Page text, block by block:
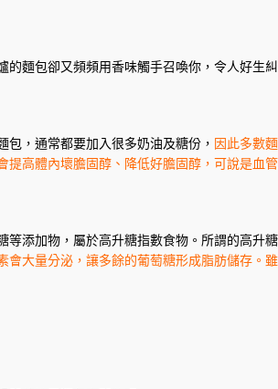
的麵包卻又頻頻用香味觸手召喚你，令人好生
，通常都要加入很多奶油及糖份， 因此多數
高體內壞膽固醇、降低好膽固醇，可說是血管
等添加物，屬於高升糖指數食物。所謂的高升
會大量分泌，讓多餘的葡萄糖形成脂肪儲存。